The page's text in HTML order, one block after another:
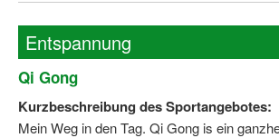
Entspannung
Qi Gong
Kurzbeschreibung des Sportangebotes:
Mein Weg in den Tag. Qi Gong is ein